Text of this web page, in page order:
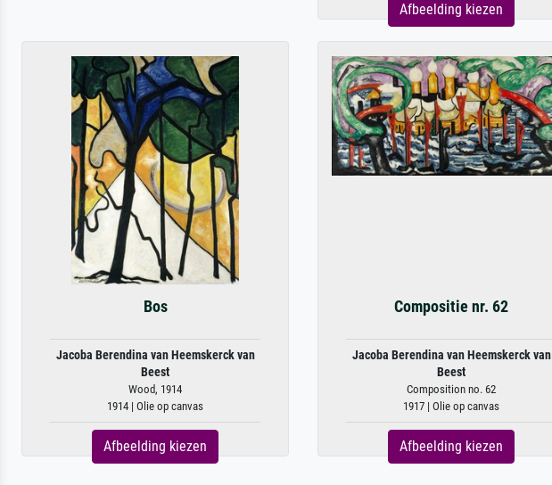
Afbeelding kiezen
Bos
Jacoba Berendina van Heemskerck van
Beest
Wood, 1914
1914 | Olie op canvas
Afbeelding kiezen
Compositie nr. 62
Jacoba Berendina van Heemskerck van
Beest
Composition no. 62
1917 | Olie op canvas
Afbeelding kiezen